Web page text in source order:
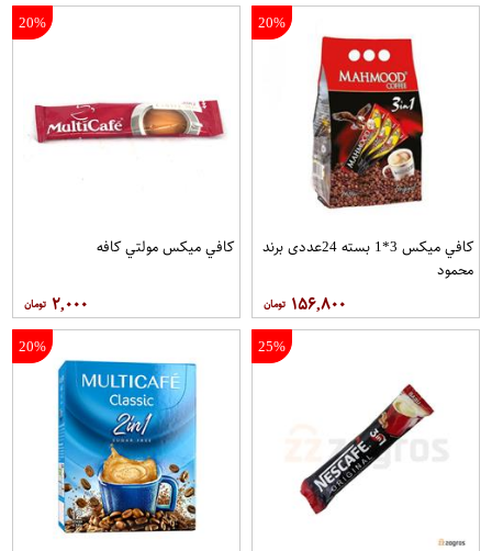
20%
کافي ميکس 3*1 بسته 24عددی برند
محمود
۱۵۶,۸۰۰
20%
کافي ميکس مولتي کافه
۲,۰۰۰
25%
20%